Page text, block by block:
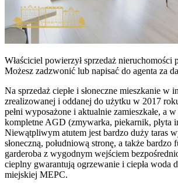
Właściciel powierzył sprzedaż nieruchomości
Możesz zadzwonić lub napisać do agenta za
Na sprzedaż ciepłe i słoneczne mieszkanie w
zrealizowanej i oddanej do użytku w 2017
pełni wyposażone i aktualnie zamieszkałe, a
kompletne AGD (zmywarka, piekarnik, płyta
Niewątpliwym atutem jest bardzo duży taras
słoneczną, południową stronę, a także bardzo
garderoba z wygodnym wejściem
cieplny gwarantują ogrzewanie i ciepła woda
miejskiej MEPC.